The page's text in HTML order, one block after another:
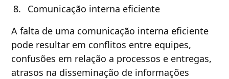
Comunicação interna eficiente
A falta de uma comunicação interna eficiente
pode resultar em conflitos entre equipes,
confusões em relação a processos e entregas,
atrasos na disseminação de informações